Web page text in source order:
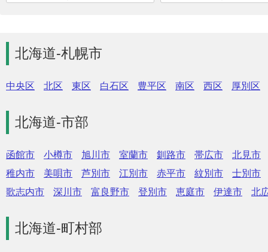
北海道-札幌市
中央区 北区 東区 白石区 豊平区 南区 西区 厚別区
北海道-市部
函館市 小樽市 旭川市 室蘭市 釧路市 帯広市
北見市
稚内市
美唄市 芦別市 江別市 赤平市 紋別市
士別市
歌志内市
深川市 富良野市 登別市 恵庭市 伊達市 北
北海道-町村部